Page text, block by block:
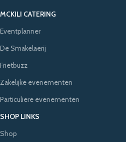
MCKILI CATERING
Eventplanner
De Smakelaerij
Frietbuzz
Zakelijke evenementen
Particuliere evenementen
SHOP LINKS
Shop